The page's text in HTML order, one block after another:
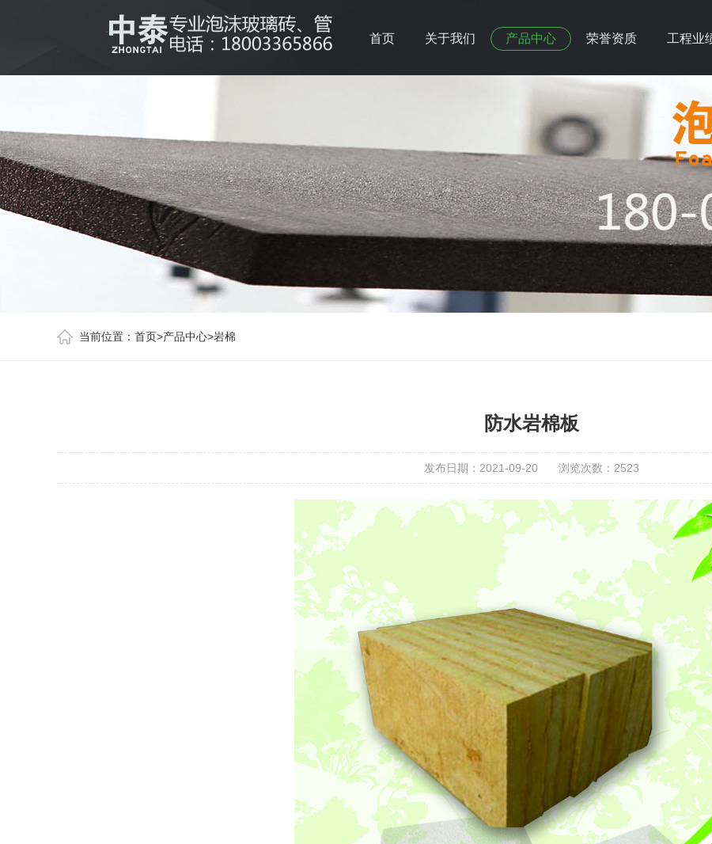
首页 关于我们 产品中心 荣誉资质 工程业
当前位置： 首页>产品中心>岩棉
防水岩棉板
发布日期：2021-09-20 浏览次数： 2523